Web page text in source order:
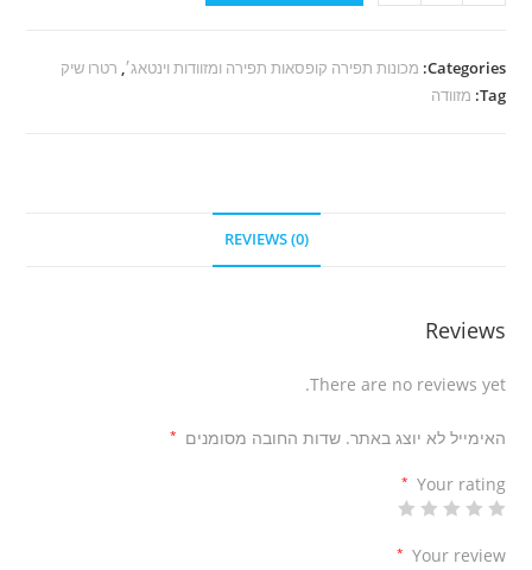
מזוודה
מדליקה
quantity
Categories: מכונות תפירה קופסאות תפירה ומזוודות וינטאג׳, רטרו שיק
Tag: מזוודה
REVIEWS (0)
Reviews
There are no reviews yet.
האימייל לא יוצג באתר. שדות החובה מסומנים *
Your rating
*
Your review
*